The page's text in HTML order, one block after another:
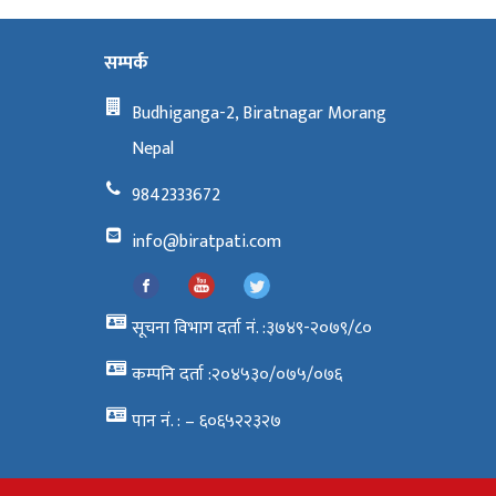
सम्पर्क
Budhiganga-2, Biratnagar Morang
Nepal
9842333672
info@biratpati.com
सूचना विभाग दर्ता नं. :३७४९-२०७९/८०
कम्पनि दर्ता :२०४५३०/०७५/०७६
पान नं. : – ६०६५२२३२७